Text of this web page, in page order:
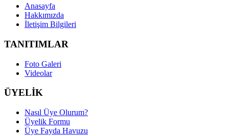
Anasayfa
Hakkımızda
İletişim Bilgileri
TANITIMLAR
Foto Galeri
Videolar
ÜYELİK
Nasıl Üye Olurum?
Üyelik Formu
Üye Fayda Havuzu